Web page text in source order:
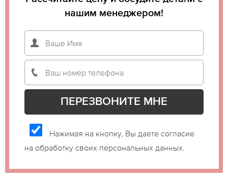
нашим менеджером!
Нажимая на кнопку, Вы даете согласие
на обработку своих персональных данных.